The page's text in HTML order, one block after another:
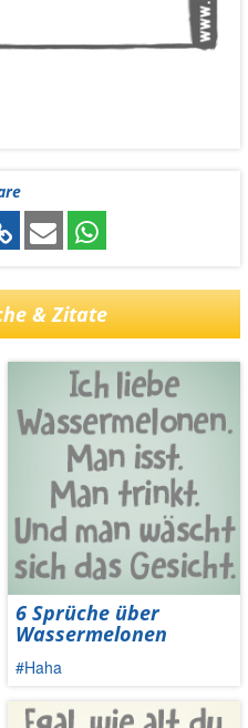
& Zitate
6 Sprüche über
Wassermelonen
#Haha